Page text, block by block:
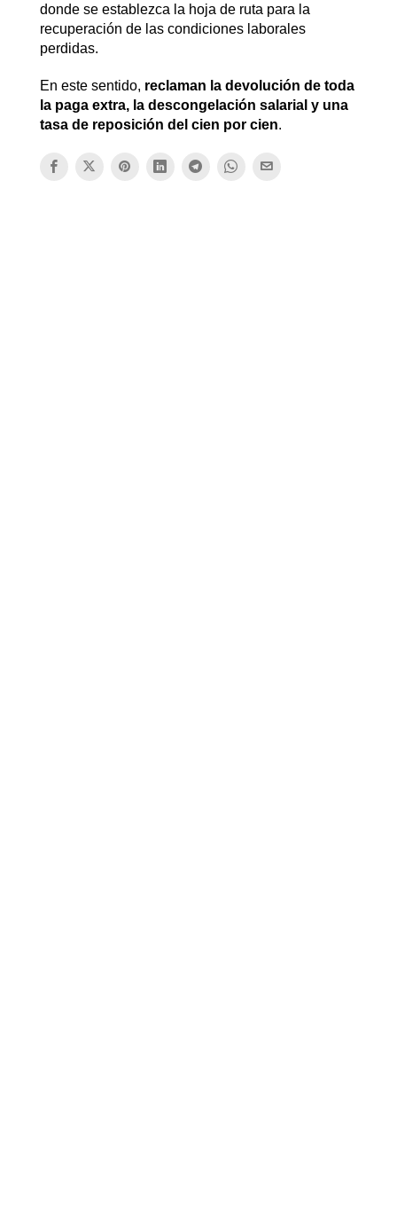
donde se establezca la hoja de ruta para la
recuperación de las condiciones laborales
perdidas.
En este sentido, reclaman la devolución de toda
la paga extra, la descongelación salarial y una
tasa de reposición del cien por cien.